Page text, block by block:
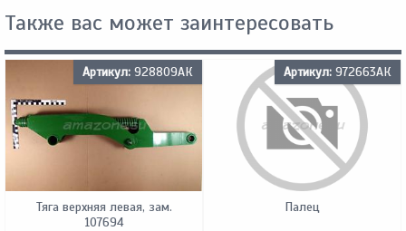
Также вас может заинтересовать
Артикул: 928809АК
Тяга верхняя левая, зам.
107694
Артикул: 972663АК
Палец